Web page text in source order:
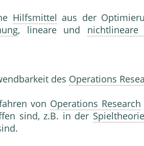
Hilfsmittel aus der
, lineare und
des Operations
von Operations Research
sind, z.B. in der Spieltheorie